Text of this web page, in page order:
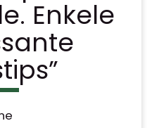
Enkele